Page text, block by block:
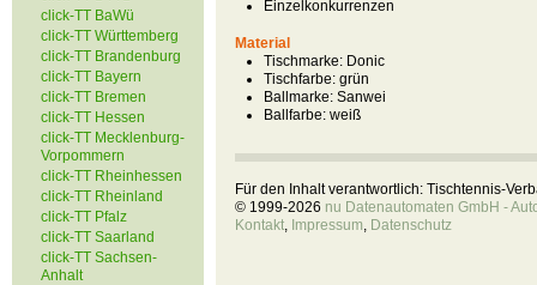
click-TT BaWü
click-TT Württemberg
click-TT Brandenburg
click-TT Bayern
click-TT Bremen
click-TT Hessen
click-TT Mecklenburg-
Vorpommern
click-TT Rheinhessen
click-TT Rheinland
click-TT Pfalz
click-TT Saarland
click-TT Sachsen-
Anhalt
Einzelkonkurrenzen
Material
Tischmarke: Donic
Tischfarbe: grün
Ballmarke: Sanwei
Ballfarbe: weiß
Für den Inhalt verantwortlich: Tischtennis-
© 1999-2026 nu Datenautomaten GmbH -
Kontakt, Impressum, Datenschutz